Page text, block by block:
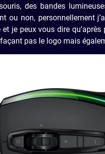
des bandes
ou non, personnellement
je peux vous dire
pas le logo mais